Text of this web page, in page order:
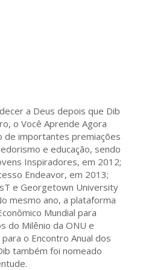
a Deus depois que Dib
o Você Aprende Agora
de importantes premiações
e educação, sendo
Inspiradores, em 2012;
Endeavor, em 2013;
e Georgetown University
mesmo ano, a plataforma
Mundial para
do Milênio da ONU e
o Encontro Anual dos
também foi nomeado